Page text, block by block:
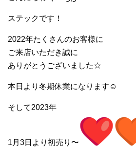
ステックです！
2022年たくさんのお客様に
ご来店いただき誠に
ありがとうございました☆
本日より冬期休業になります☺︎
そして2023年
1月3日より初売り〜